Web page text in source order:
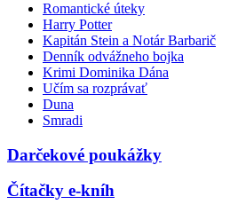
Romantické úteky
Harry Potter
Kapitán Stein a Notár Barbarič
Denník odvážneho bojka
Krimi Dominika Dána
Učím sa rozprávať
Duna
Smradi
Darčekové poukážky
Čítačky e-kníh